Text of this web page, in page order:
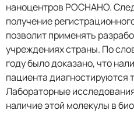
наноцентров РОСНАНО.
получение
позволит применять
учреждениях страны. По
году было доказано, что
пациента диагностируются
Лабораторные
наличие этой молекулы в